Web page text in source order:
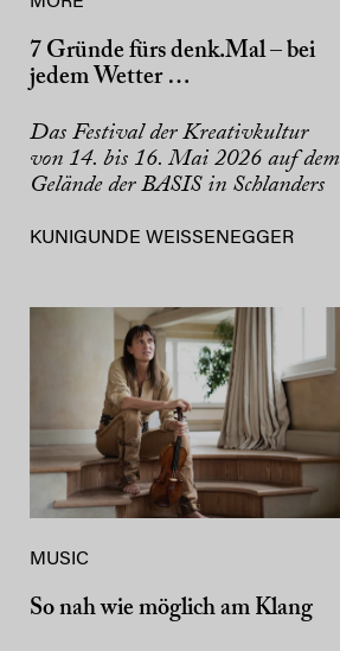
7 Gründe fürs denk.Mal – bei
jedem Wetter …
Das Festival der Kreativkultur
von 14. bis 16. Mai 2026 auf dem
Gelände der BASIS in Schlanders
KUNIGUNDE WEISSENEGGER
MUSIC
So nah wie möglich am Klang